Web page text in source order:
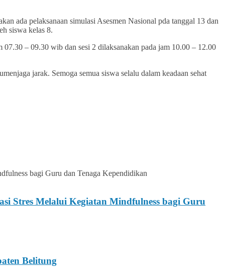
ada pelaksanaan simulasi Asesmen Nasional pda tanggal 13 dan
siswa kelas 8.
– 09.30 wib dan sesi 2 dilaksanakan pada jam 10.00 – 12.00
jarak. Semoga semua siswa selalu dalam keadaan sehat
Stres Melalui Kegiatan Mindfulness bagi Guru
Belitung